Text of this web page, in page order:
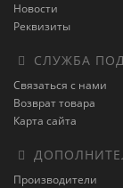
Новости
Реквизиты
СЛУЖБА
Связаться с нами
Возврат товара
Карта сайта
Производители